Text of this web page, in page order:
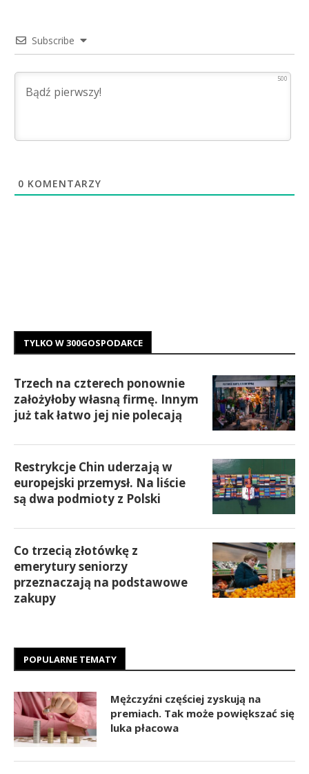
Subscribe
500
0 KOMENTARZY
TYLKO W 300GOSPODARCE
Trzech na czterech ponownie
założyłoby własną firmę. Innym
już tak łatwo jej nie polecają
Restrykcje Chin uderzają w
europejski przemysł. Na liście
są dwa podmioty z Polski
Co trzecią złotówkę z
emerytury seniorzy
przeznaczają na podstawowe
zakupy
POPULARNE TEMATY
Mężczyźni częściej zyskują na
premiach. Tak może powiększać się
luka płacowa